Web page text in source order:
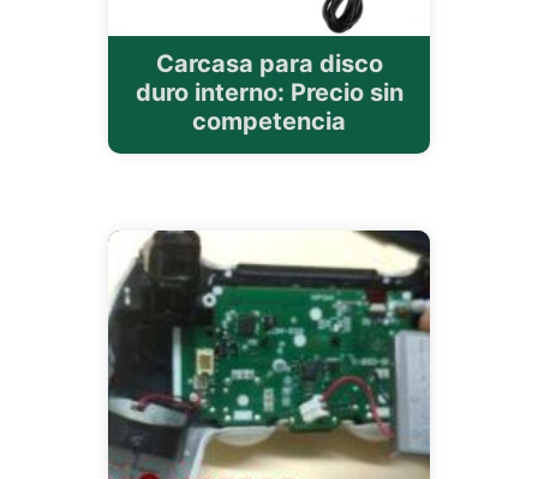
Carcasa para disco
duro interno: Precio sin
competencia